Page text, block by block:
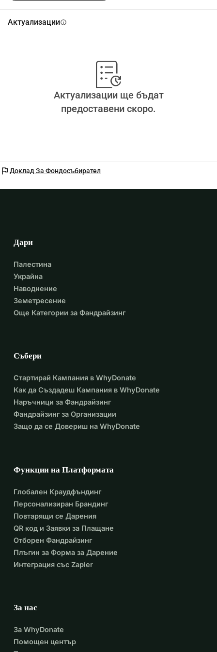
Актуализацииinfo
Актуализации ще бъдат
предоставени скоро.
flagДоклад За Фондосъбирател
Дари
Палестина
Украйна
Наводнение
Земетресение
Още Категории за Фандрайзинг
Събери
Стартирай Кампания в WhyDonate
Как да Създадеш Кампания в WhyDonate
Наръчници за Фандрайзинг
Фандрайзинг за Организации
Защо да се Довериш на WhyDonate
Функции на Платформата
Глобален Краудфъндинг
Персонализиран Брандинг
Повтарящи се Дарения
QR код и Заявки за Плащане
Отборен Фандрайзинг
Плъгин за Форма за Дарение
Интеграция със Zapier
За нас
За WhyDonate
Помощен център